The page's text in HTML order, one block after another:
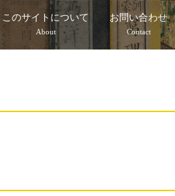
このサイトについて
About
お問い合わせ
Contact